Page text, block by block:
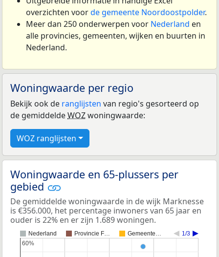
overzichten voorde gemeente Noordoostpolder.
Meer dan 250 onderwerpen voor Nederland en
alle provincies, gemeenten, wijken en buurten in
Nederland.
Woningwaarde per regio
Bekijk ook de ranglijsten van regio's gesorteerd op
de gemiddeldeWOZwoningwaarde:
WOZ ranglijsten
Woningwaarde en 65-plussers per
gebied
De gemiddelde woningwaarde in de wijk Marknesse
is €356.000, het percentage inwoners van 65 jaar en
ouder is 22% en er zijn 1.689 woningen.
Nederland Provincie F… Gemeente… 1/3
60%
60%